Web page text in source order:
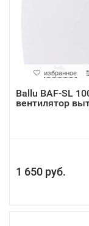
избранное
Ballu BAF-SL
вентилятор
1 650 руб.